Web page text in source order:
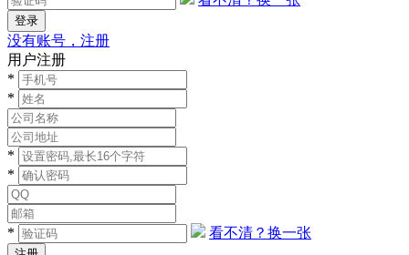
没有账号，注册
用户注册
*
*
*
*
* 看不清？换一张